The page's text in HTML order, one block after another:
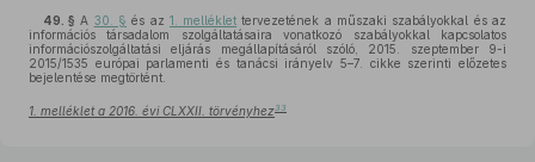
49. § A 30. § és az 1. melléklet tervezetének a műszaki szabályokkal és az
információs társadalom szolgáltatásaira vonatkozó szabályokkal kapcsolatos
információszolgáltatási eljárás megállapításáról szóló, 2015. szeptember 9-i
2015/1535 európai parlamenti és tanácsi irányelv 5–7. cikke szerinti előzetes
bejelentése megtörtént.
1. melléklet a 2016. évi CLXXII. törvényhez 33